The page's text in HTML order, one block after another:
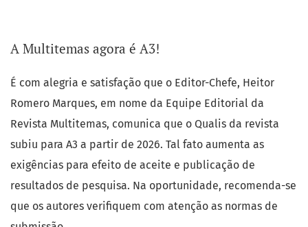
de permitir a constante atualização em diferentes áreas
podendo ser enviados em Português, Inglês, Francês,
Italiano e Espanhol, seguindo as diretrizes de publicação
da revista. O fluxo de recebimento de trabalhos é
contínuo.
Anúncios
A Multitemas agora é A3!
É com alegria e satisfação que o Editor-Chefe, Heitor
Romero Marques, em nome da Equipe Editorial da
Revista Multitemas, comunica que o Qualis da revista
subiu para A3 a partir de 2026. Tal fato aumenta as
exigências para efeito de aceite e publicação de
resultados de pesquisa. Na oportunidade, recomenda-se
que os autores verifiquem com atenção as normas de